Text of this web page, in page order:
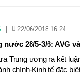
22/06/2018 16:24
nước 28/5-3/6: AVG
Trung ương ra kết
chính-Kinh tế đặc